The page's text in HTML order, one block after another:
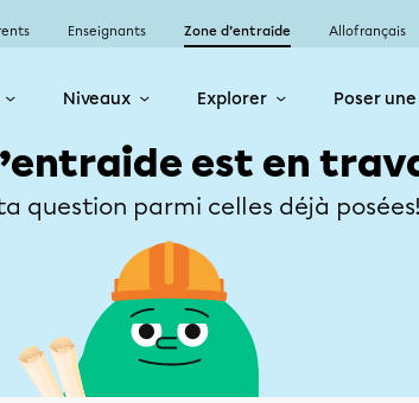
Enseignants Zone d’entraide Allofrançais
Niveaux Explorer Poser
est en
question parmi celles déjà